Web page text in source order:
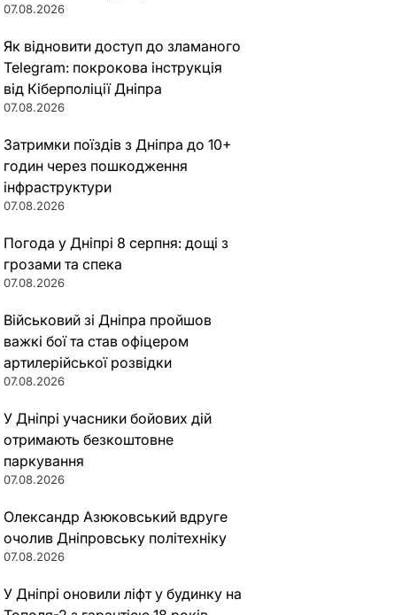
07.08.2026
Як відновити доступ до зламаного
Telegram: покрокова інструкція
від Кіберполіції Дніпра
07.08.2026
Затримки поїздів з Дніпра до 10+
годин через пошкодження
інфраструктури
07.08.2026
Погода у Дніпрі 8 серпня: дощі з
грозами та спека
07.08.2026
Військовий зі Дніпра пройшов
важкі бої та став офіцером
артилерійської розвідки
07.08.2026
У Дніпрі учасники бойових дій
отримають безкоштовне
паркування
07.08.2026
Олександр Азюковський вдруге
очолив Дніпровську політехніку
07.08.2026
У Дніпрі оновили ліфт у будинку на